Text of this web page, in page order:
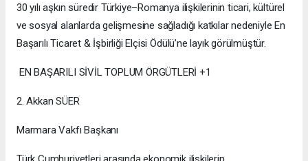
30 yılı aşkın süredir Türkiye–Romanya ilişkilerinin ticari, kültürel
ve sosyal alanlarda gelişmesine sağladığı katkılar nedeniyle En
Başarılı Ticaret & İşbirliği Elçisi Ödülü’ne layık görülmüştür.
EN BAŞARILI SİVİL TOPLUM ÖRGÜTLERİ +1
2. Akkan SÜER
Marmara Vakfı Başkanı